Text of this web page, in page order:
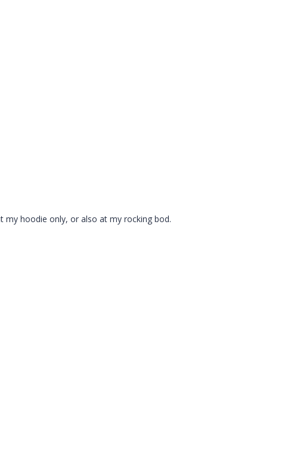
my hoodie only, or also at my rocking bod.